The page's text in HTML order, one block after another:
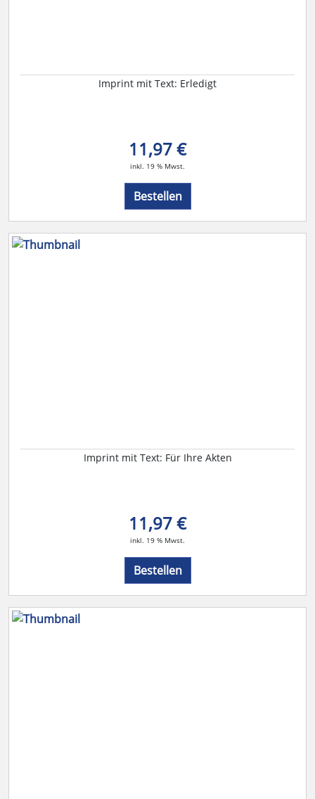
Imprint mit Text: Erledigt
11,97 €
inkl. 19 % Mwst.
Bestellen
Imprint mit Text: Für Ihre Akten
11,97 €
inkl. 19 % Mwst.
Bestellen